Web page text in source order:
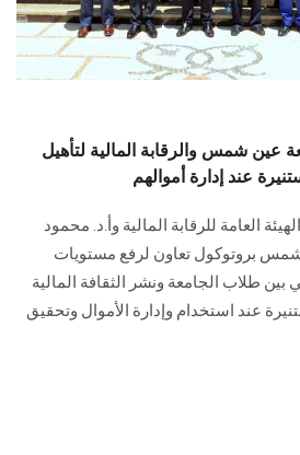
عين شمس والرقابة المالية لتأهيل
عند إدارة أموالهم
العامة للرقابة المالية وأ.د. محمود
بروتوكول تعاون لرفع مستويات
طلاب الجامعة ونشر الثقافة المالية
عند استخدام وإدارة الأموال وتحقيق